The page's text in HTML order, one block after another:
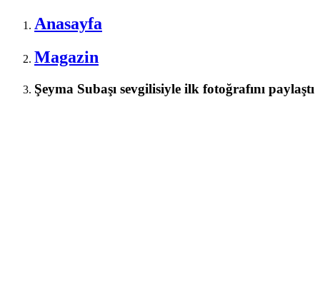
Anasayfa
Magazin
Şeyma Subaşı sevgilisiyle ilk fotoğrafını paylaştı